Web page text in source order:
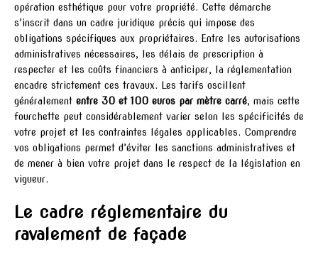
opération esthétique pour votre propriété. Cette démarche
s’inscrit dans un cadre juridique précis qui impose des
obligations spécifiques aux propriétaires. Entre les autorisations
administratives nécessaires, les délais de prescription à
respecter et les coûts financiers à anticiper, la réglementation
encadre strictement ces travaux. Les tarifs oscillent
généralement entre 30 et 100 euros par mètre carré, mais cette
fourchette peut considérablement varier selon les spécificités de
votre projet et les contraintes légales applicables. Comprendre
vos obligations permet d’éviter les sanctions administratives et
de mener à bien votre projet dans le respect de la législation en
vigueur.
Le cadre réglementaire du
ravalement de façade